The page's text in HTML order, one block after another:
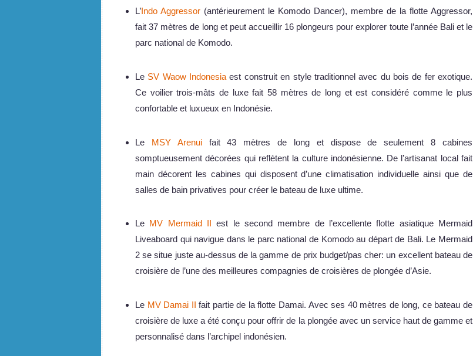
L’Indo Aggressor (antérieurement le Komodo Dancer), membre de la flotte Aggressor,
fait 37 mètres de long et peut accueillir 16 plongeurs pour explorer toute l’année Bali et le
parc national de Komodo.
Le SV Waow Indonesia est construit en style traditionnel avec du bois de fer exotique.
Ce voilier trois-mâts de luxe fait 58 mètres de long et est considéré comme le plus
confortable et luxueux en Indonésie.
Le MSY Arenuifait 43 mètres de long et dispose de seulement 8 cabines
somptueusement décorées qui reflètent la culture indonésienne. De l’artisanat local fait
main décorent les cabines qui disposent d’une climatisation individuelle ainsi que de
salles de bain privatives pour créer le bateau de luxe ultime.
Le MV Mermaid II est le second membre de l’excellente flotte asiatique Mermaid
Liveaboard qui navigue dans le parc national de Komodo au départ de Bali. Le Mermaid
2 se situe juste au-dessus de la gamme de prix budget/pas cher: un excellent bateau de
croisière de l’une des meilleures compagnies de croisières de plongée d’Asie.
Le MV Damai II fait partie de la flotte Damai. Avec ses 40 mètres de long, ce bateau de
croisière de luxe a été conçu pour offrir de la plongée avec un service haut de gamme et
personnalisé dans l’archipel indonésien.